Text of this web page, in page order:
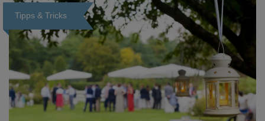
genug um einmal komplett umzudenken, es lohnt sich!
Tipps & Tricks